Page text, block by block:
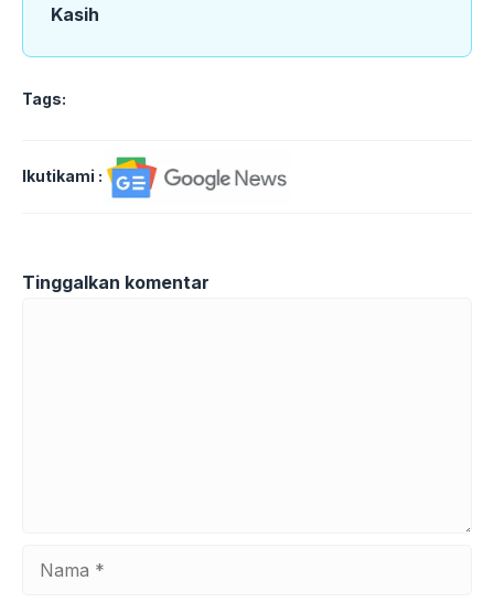
Kasih
Tags:
Ikutikami :
Tinggalkan komentar